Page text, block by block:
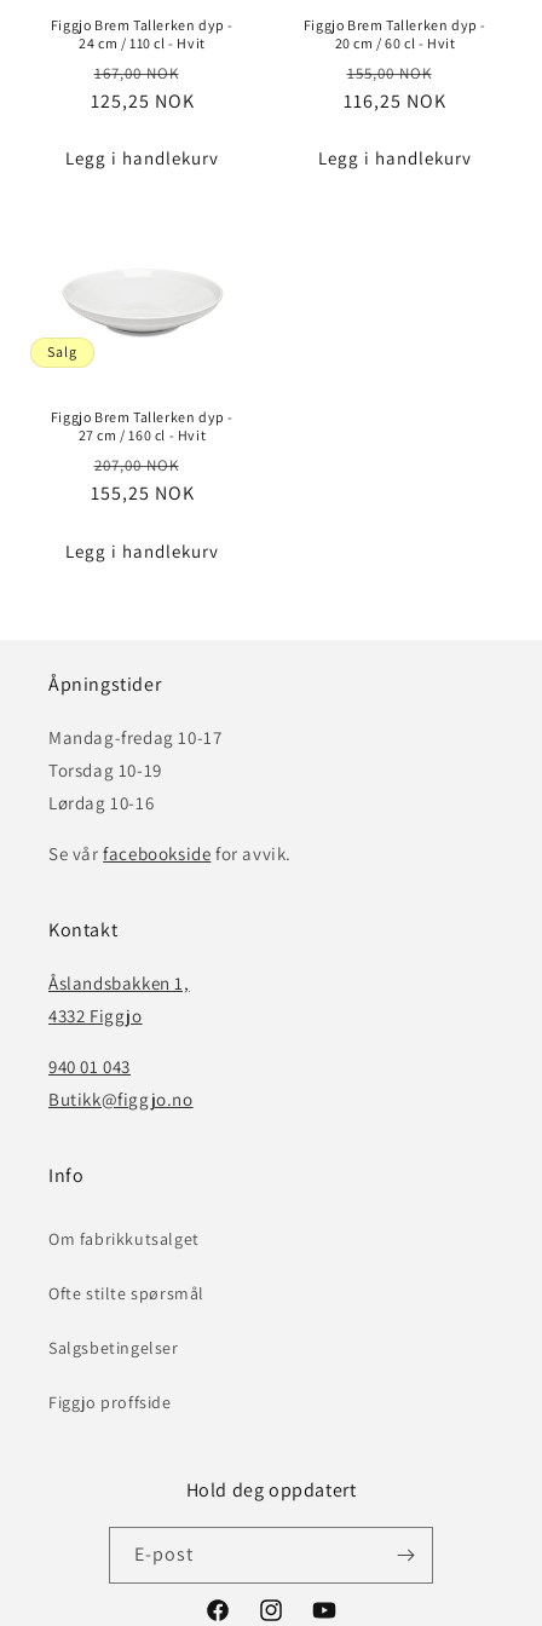
Figgjo Brem Tallerken dyp -
24 cm / 110 cl - Hvit
Vanlig
pris
167,00 NOK
125,25 NOK
Legg i handlekurv
Figgjo Brem Tallerken dyp -
20 cm / 60 cl - Hvit
Vanlig
pris
155,00 NOK
116,25 NOK
Legg i handlekurv
Salg
Figgjo Brem Tallerken dyp -
27 cm / 160 cl - Hvit
Vanlig
pris
207,00 NOK
155,25 NOK
Legg i handlekurv
Åpningstider
Mandag-fredag 10-17
Torsdag 10-19
Lørdag 10-16
Se vårfacebookside for avvik.
Kontakt
Åslandsbakken 1,
4332 Figgjo
940 01 043
Butikk@figgjo.no
Info
Om fabrikkutsalget
Ofte stilte spørsmål
Salgsbetingelser
Figgjo proffside
Hold deg oppdatert
E-post